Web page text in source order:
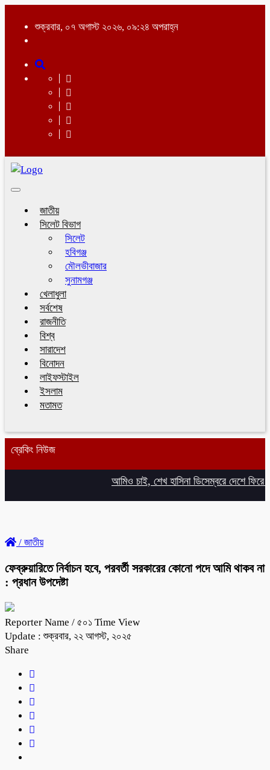
শুক্রবার, ০৭ অগাস্ট ২০২৬, ০৯:২৪ অপরাহ্ন
Toggle
জাতীয়
সিলেট বিভাগ
সিলেট
হবিগঞ্জ
মৌলভীবাজার
সুনামগঞ্জ
খেলাধুলা
সর্বশেষ
রাজনীতি
বিশ্ব
সারাদেশ
বিনোদন
লাইফস্টাইল
ইসলাম
মতামত
ব্রেকিং নিউজ
আমিও চাই, শেখ হাসিনা ডিসেম্বরে দেশে ফিরে
/ জাতীয়
ফেব্রুয়ারিতে নির্বাচন হবে, পরবর্তী সরকারের কোনো পদে আমি থাকব না
: প্রধান উপদেষ্টা
Reporter Name / ৫০১ Time View
Update : শুক্রবার, ২২ আগস্ট, ২০২৫
Share